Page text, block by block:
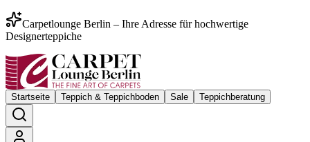
Carpetlounge Berlin – Ihre Adresse für hochwertige
Designerteppiche
Startseite Teppich & Teppichboden Sale Teppichberatung